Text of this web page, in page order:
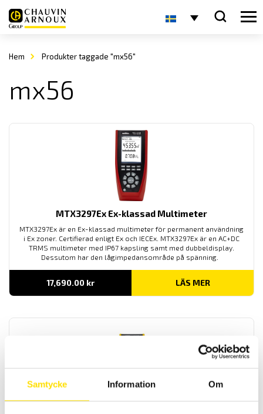
Samtycke Information Om
Hem Produkter taggade "mx56"
mx56
MTX3297Ex Ex-klassad Multimeter
MTX3297Ex är en Ex-klassad multimeter för permanent användning
i Ex zoner. Certifierad enligt Ex och IECEx. MTX3297Ex är en AC+DC
TRMS multimeter med IP67 kapsling samt med dubbeldisplay.
Dessutom har den lågimpedansområde på spänning.
17,690.00 kr LÄS MER